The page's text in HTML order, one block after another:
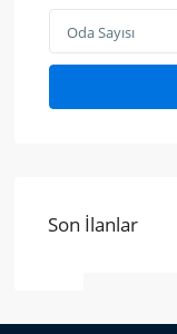
Oda Sayısı
Son İlanlar